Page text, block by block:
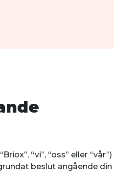
“vi”, “oss” eller
beslut angående din